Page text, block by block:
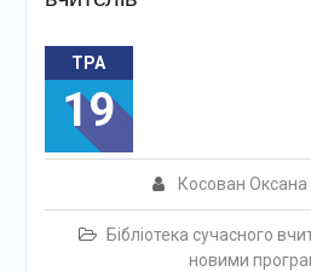
ТРА
19
Косован Оксана
Бібліотека сучасного
новими